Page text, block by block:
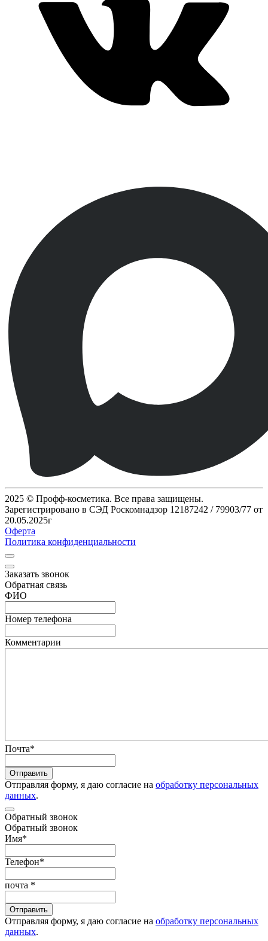
2025 © Профф-косметика. Все права защищены.
Зарегистрировано в СЭД Роскомнадзор 12187242 / 79903/77 от
20.05.2025г
Оферта
Политика конфиденциальности
Заказать звонок
Обратная связь
ФИО
Номер телефона
Комментарии
Почта*
Отправить
Отправляя форму, я даю согласие на обработку персональных
данных.
Обратный звонок
Обратный звонок
Имя*
Телефон*
почта *
Отправить
Отправляя форму, я даю согласие на обработку персональных
данных.